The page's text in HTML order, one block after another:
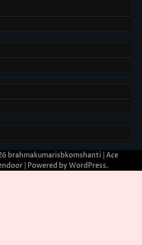
brahmakumarisbkomshanti | Ace
| Powered by WordPress.